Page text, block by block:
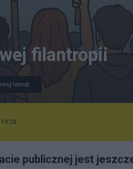
filantropii
temat
publicznej jest